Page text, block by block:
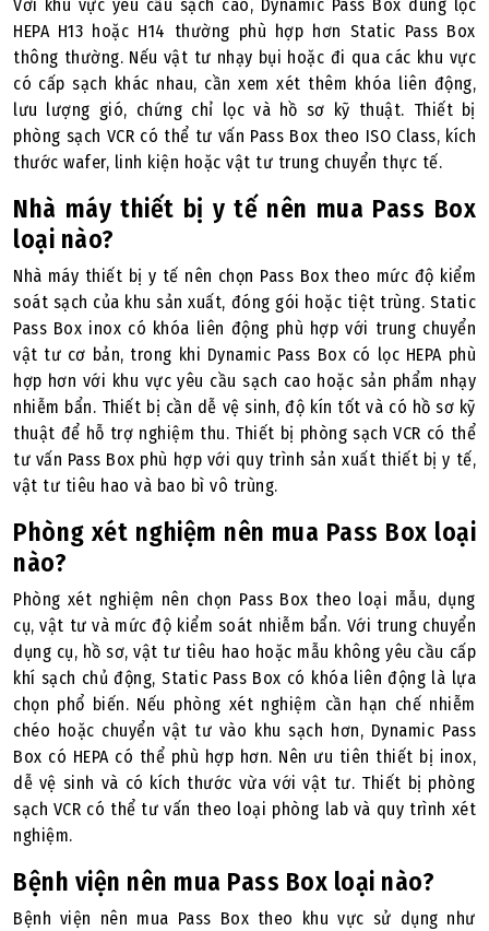
Với khu vực yêu cầu sạch cao, Dynamic Pass Box dùng lọc
HEPA H13 hoặc H14 thường phù hợp hơn Static Pass Box
thông thường. Nếu vật tư nhạy bụi hoặc đi qua các khu vực
có cấp sạch khác nhau, cần xem xét thêm khóa liên động,
lưu lượng gió, chứng chỉ lọc và hồ sơ kỹ thuật. Thiết bị
phòng sạch VCR có thể tư vấn Pass Box theo ISO Class, kích
thước wafer, linh kiện hoặc vật tư trung chuyển thực tế.
Nhà máy thiết bị y tế nên mua Pass Box
loại nào?
Nhà máy thiết bị y tế nên chọn Pass Box theo mức độ kiểm
soát sạch của khu sản xuất, đóng gói hoặc tiệt trùng. Static
Pass Box inox có khóa liên động phù hợp với trung chuyển
vật tư cơ bản, trong khi Dynamic Pass Box có lọc HEPA phù
hợp hơn với khu vực yêu cầu sạch cao hoặc sản phẩm nhạy
nhiễm bẩn. Thiết bị cần dễ vệ sinh, độ kín tốt và có hồ sơ kỹ
thuật để hỗ trợ nghiệm thu. Thiết bị phòng sạch VCR có thể
tư vấn Pass Box phù hợp với quy trình sản xuất thiết bị y tế,
vật tư tiêu hao và bao bì vô trùng.
Phòng xét nghiệm nên mua Pass Box loại
nào?
Phòng xét nghiệm nên chọn Pass Box theo loại mẫu, dụng
cụ, vật tư và mức độ kiểm soát nhiễm bẩn. Với trung chuyển
dụng cụ, hồ sơ, vật tư tiêu hao hoặc mẫu không yêu cầu cấp
khí sạch chủ động, Static Pass Box có khóa liên động là lựa
chọn phổ biến. Nếu phòng xét nghiệm cần hạn chế nhiễm
chéo hoặc chuyển vật tư vào khu sạch hơn, Dynamic Pass
Box có HEPA có thể phù hợp hơn. Nên ưu tiên thiết bị inox,
dễ vệ sinh và có kích thước vừa với vật tư. Thiết bị phòng
sạch VCR có thể tư vấn theo loại phòng lab và quy trình xét
nghiệm.
Bệnh viện nên mua Pass Box loại nào?
Bệnh viện nên mua Pass Box theo khu vực sử dụng như